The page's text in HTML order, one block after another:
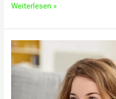
Städtetrips:
schönsten
Städte
für
deine
Weiterlesen »